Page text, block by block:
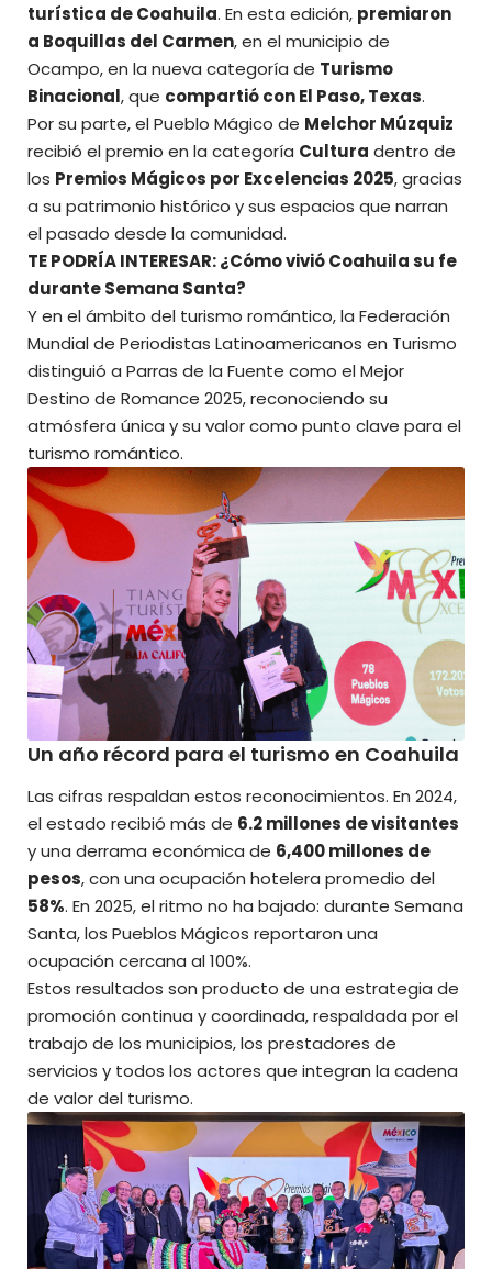
turística de Coahuila. En esta edición, premiaron
a Boquillas del Carmen, en el municipio de
Ocampo, en la nueva categoría de Turismo
Binacional, que compartió con El Paso, Texas.
Por su parte, el Pueblo Mágico de Melchor Múzquiz
recibió el premio en la categoría Cultura dentro de
los Premios Mágicos por Excelencias 2025, gracias
a su patrimonio histórico y sus espacios que narran
el pasado desde la comunidad.
TE PODRÍA INTERESAR: ¿Cómo vivió Coahuila su fe
durante Semana Santa?
Y en el ámbito del turismo romántico, la Federación
Mundial de Periodistas Latinoamericanos en Turismo
distinguió a Parras de la Fuente como el Mejor
Destino de Romance 2025, reconociendo su
atmósfera única y su valor como punto clave para el
turismo romántico.
Un año récord para el turismo en Coahuila
Las cifras respaldan estos reconocimientos. En 2024,
el estado recibió más de 6.2 millones de visitantes
y una derrama económica de 6,400 millones de
pesos, con una ocupación hotelera promedio del
58%. En 2025, el ritmo no ha bajado: durante Semana
Santa, los Pueblos Mágicos reportaron una
ocupación cercana al 100%.
Estos resultados son producto de una estrategia de
promoción continua y coordinada, respaldada por el
trabajo de los municipios, los prestadores de
servicios y todos los actores que integran la cadena
de valor del turismo.